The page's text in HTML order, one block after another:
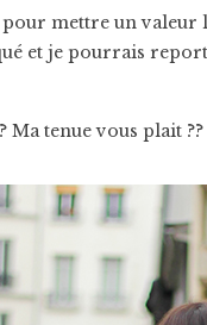
mettre un valeur
et je pourrais
Ma tenue vous plait